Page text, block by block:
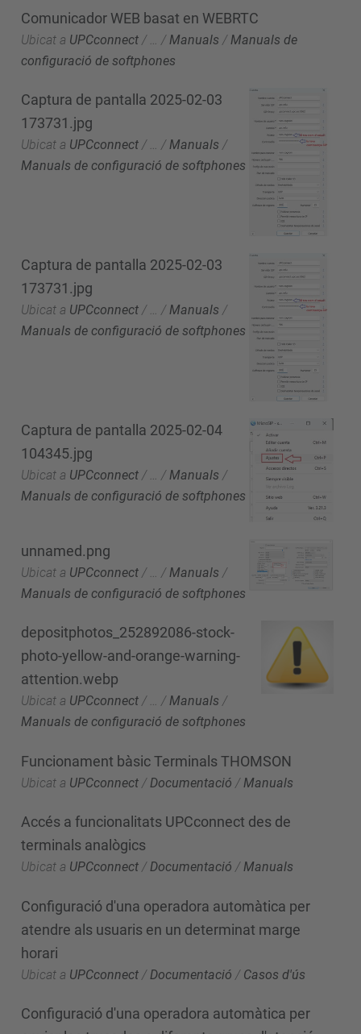
Comunicador WEB basat en WEBRTC
Ubicat a UPCconnect / / Manuals / Manuals de
configuració de softphones
Captura de pantalla 2025-02-03
173731.jpg
Ubicat a UPCconnect / … /Manuals /
Manuals de configuració de softphones
Captura de pantalla 2025-02-03
173731.jpg
Ubicat a UPCconnect / / Manuals /
Manuals de configuració de softphones
Captura de pantalla 2025-02-04
104345.jpg
Ubicat a UPCconnect / / Manuals /
Manuals de configuració de softphones
unnamed.png
Ubicat a UPCconnect / / Manuals /
Manuals de configuració de softphones
depositphotos_252892086-stock-
photo-yellow-and-orange-warning-
attention.webp
Ubicat a UPCconnect / … /Manuals /
Manuals de configuració de softphones
Funcionament bàsic Terminals THOMSON
Ubicat a UPCconnect / Documentació / Manuals
Accés a funcionalitats UPCconnect des de
terminals analògics
Ubicat a UPCconnect /Documentació /Manuals
Configuració d'una operadora automàtica per
atendre als usuaris en un determinat marge
horari
Ubicat a UPCconnect / Documentació / Casos d'ús
Configuració d'una operadora automàtica per